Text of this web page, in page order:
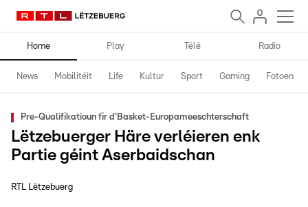
Home Play Télé Radio
News Mobilitéit Life Kultur Sport Gaming Fotoen
Pre-Qualifikatioun fir d'Basket-Europameeschterschaft
Lëtzebuerger Häre verléieren enk
Partie géint Aserbaidschan
RTL Lëtzebuerg